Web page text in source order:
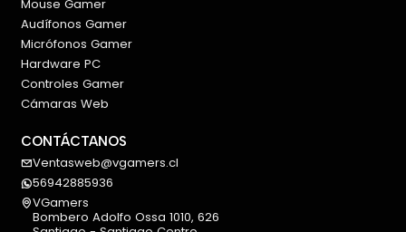
Mouse Gamer
Audífonos Gamer
Micrófonos Gamer
Hardware PC
Controles Gamer
Cámaras Web
CONTÁCTANOS
Ventasweb@vgamers.cl
56942885936
VGamers
Bombero Adolfo Ossa 1010, 626